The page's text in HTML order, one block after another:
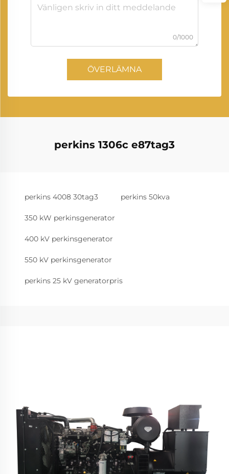
0/1000
ÖVERLÄMNA
perkins 1306c e87tag3
perkins 4008 30tag3 perkins 50kva
350 kW perkinsgenerator
400 kV perkinsgenerator
550 kV perkinsgenerator
perkins 25 kV generatorpris